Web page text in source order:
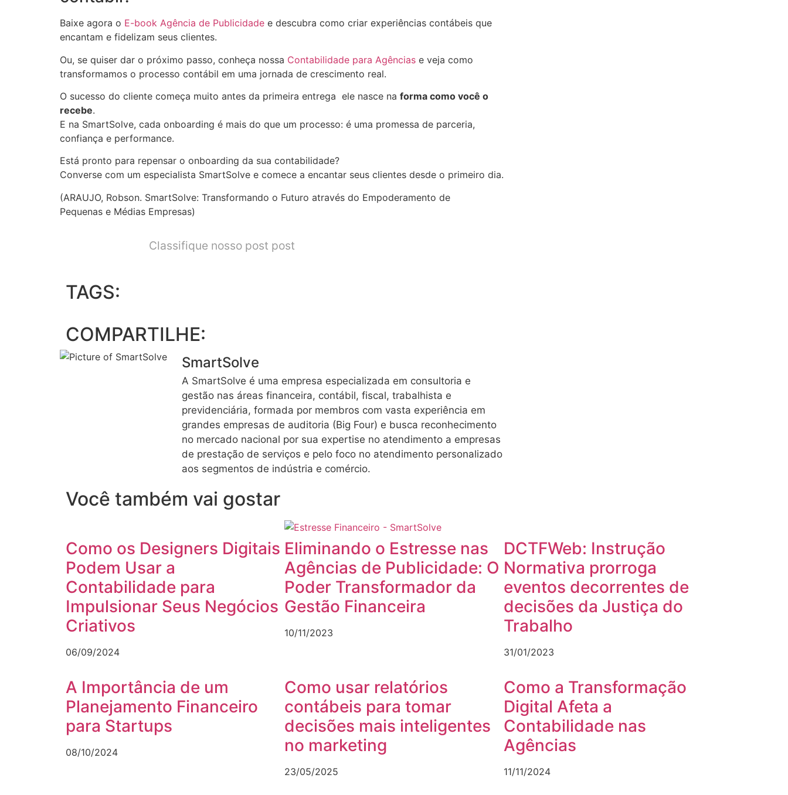
Baixe agora o E-book Agência de Publicidade e descubra como criar experiências contábeis que
encantam e fidelizam seus clientes.
Ou, se quiser dar o próximo passo, conheça nossa Contabilidade para Agências e veja como
transformamos o processo contábil em uma jornada de crescimento real.
O sucesso do cliente começa muito antes da primeira entrega ele nasce na forma como você o
recebe.
E na SmartSolve, cada onboarding é mais do que um processo: é uma promessa de parceria,
confiança e performance.
Está pronto para repensar o onboarding da sua contabilidade?
Converse com um especialista SmartSolve e comece a encantar seus clientes desde o primeiro dia.
(ARAUJO, Robson. SmartSolve: Transformando o Futuro através do Empoderamento de
Pequenas e Médias Empresas)
Classifique nosso post post
TAGS:
COMPARTILHE:
SmartSolve
A SmartSolve é uma empresa especializada em consultoria e
gestão nas áreas financeira, contábil, fiscal, trabalhista e
previdenciária, formada por membros com vasta experiência em
grandes empresas de auditoria (Big Four) e busca reconhecimento
no mercado nacional por sua expertise no atendimento a empresas
de prestação de serviços e pelo foco no atendimento personalizado
aos segmentos de indústria e comércio.
Você também vai gostar
Como os Designers Digitais
Podem Usar a
Contabilidade para
Impulsionar Seus Negócios
Criativos
06/09/2024
Eliminando o Estresse nas
Agências de Publicidade: O
Poder Transformador da
Gestão Financeira
10/11/2023
DCTFWeb: Instrução
Normativa prorroga
eventos decorrentes de
decisões da Justiça do
Trabalho
31/01/2023
A Importância de um
Planejamento Financeiro
para Startups
08/10/2024
Como usar relatórios
contábeis para tomar
decisões mais inteligentes
no marketing
23/05/2025
Como a Transformação
Digital Afeta a
Contabilidade nas
Agências
11/11/2024